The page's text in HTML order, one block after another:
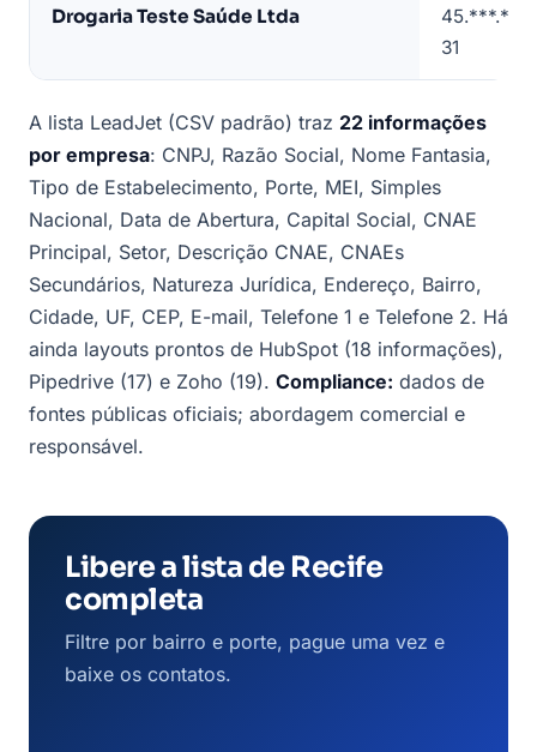
Drogaria Teste Saúde Ltda
31
A lista LeadJet (CSV padrão) traz 22 informações
por empresa: CNPJ, Razão Social, Nome Fantasia,
Tipo de Estabelecimento, Porte, MEI, Simples
Nacional, Data de Abertura, Capital Social, CNAE
Principal, Setor, Descrição CNAE, CNAEs
Secundários, Natureza Jurídica, Endereço, Bairro,
Cidade, UF, CEP, E-mail, Telefone 1 e Telefone 2. Há
ainda layouts prontos de HubSpot (18 informações),
Pipedrive (17) e Zoho (19). Compliance: dados de
fontes públicas oficiais; abordagem comercial e
responsável.
Libere a lista de Recife
completa
Filtre por bairro e porte, pague uma vez e
baixe os contatos.